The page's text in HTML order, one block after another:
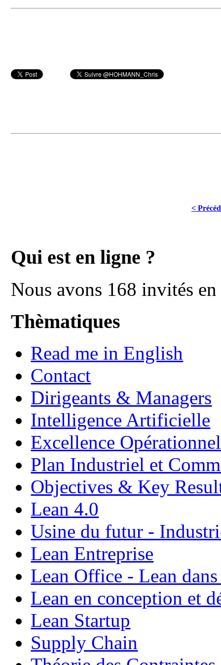
<
Qui est en ligne ?
Nous avons 168 invités
Thèmatiques
Read me in English
Contact
Dirigeants & Managers
Intelligence Artificielle
Excellence
Plan Industriel et
Objectives & Key
Lean 4.0
Usine du futur -
Lean Entreprise
Lean Office - Lean
Lean en conception et
Lean Startup
Supply Chain